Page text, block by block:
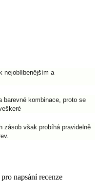
nejoblíbenějším a
barevné kombinace, proto se
zásob však probíhá pravidelně
pro napsání recenze